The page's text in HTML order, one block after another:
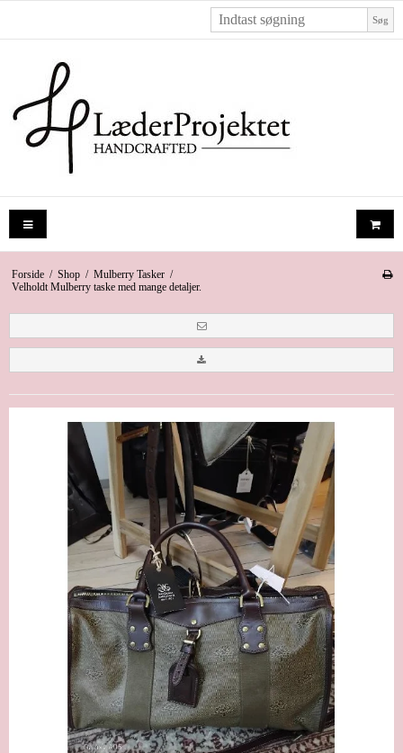
Søg
Forside / Shop / Mulberry Tasker /
Velholdt Mulberry taske med mange detaljer.